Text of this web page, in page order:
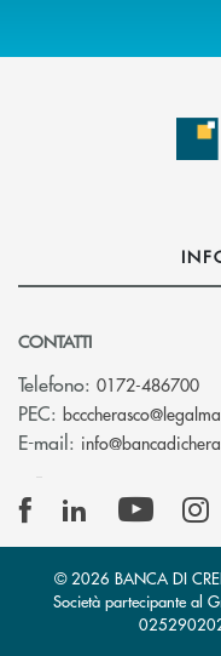
CONTATTI
Telefono: 0172-486700
PEC:
E-mail:
© 2026 BANCA DI
Società partecipante al